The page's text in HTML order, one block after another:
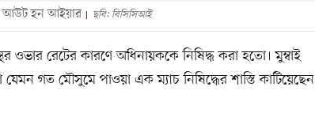
আউট হন আইয়ার ছবি: বিসিসিআই
রেটের কারণে অধিনায়ককে নিষিদ্ধ করা হতো। মুম্বাই
যেমন গত মৌসুমে পাওয়া এক ম্যাচ নিষিদ্ধের শাস্তি কাটিয়েছেন